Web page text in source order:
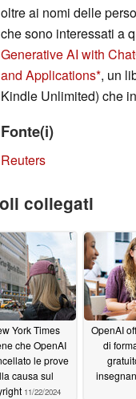
oltre ai nomi delle
che sono interessati a
Generative AI with
and Applications , un
Kindle Unlimited) che
Fonte(i)
Reuters
collegati
York Times
che OpenAI
le prove
causa sul
11/22/2024
OpenAI
di